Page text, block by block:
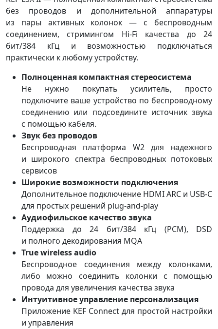
без проводов и дополнительной аппаратуры
из пары активных колонок — с беспроводным
соединением, стримингом Hi-Fi качества до 24
бит/384 кГц и возможностью подключаться
практически к любому устройству.
Полноценная компактная стереосистема
Не нужно покупать усилитель, просто
подключите ваше устройство по беспроводному
соединению или подсоедините источник звука
с помощью кабеля.
Звук без проводов
Беспроводная платформа W2 для надежного
и широкого спектра беспроводных потоковых
сервисов
Широкие возможности подключения
Дополнительное подключение HDMI ARC и USB-C
для простых решений plug-and-play
Аудиофильское качество звука
Поддержка до 24 бит/384 кГц (PCM), DSD
и полного декодирования MQA
True wireless audio
Беспроводное соединения между колонками,
либо можно соединить колонки с помощью
провода для увеличения качества звука
Интуитивное управление персонализация
Приложение KEF Connect для простой настройки
и управления